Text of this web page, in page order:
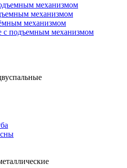
механизмом
механизмом
механизмом
с подъемным механизмом